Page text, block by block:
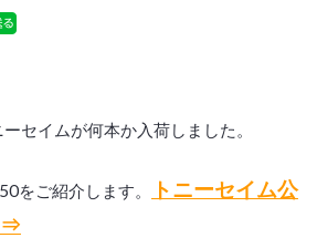
セイムが何本か入荷しました。
をご紹介します。
トニーセイム公
⇒